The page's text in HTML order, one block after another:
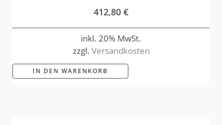
412,80 €
inkl. 20% MwSt.
zzgl. Versandkosten
IN DEN WARENKORB